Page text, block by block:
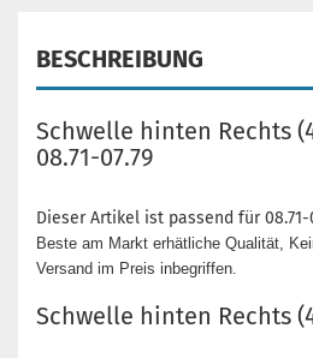
BESCHREIBUNG
Schwelle hinten Rechts
08.71-07.79
Dieser Artikel ist passend für 08.71-
Beste am Markt erhätliche Qualität,
Versand im Preis inbegriffen.
Schwelle hinten Rechts